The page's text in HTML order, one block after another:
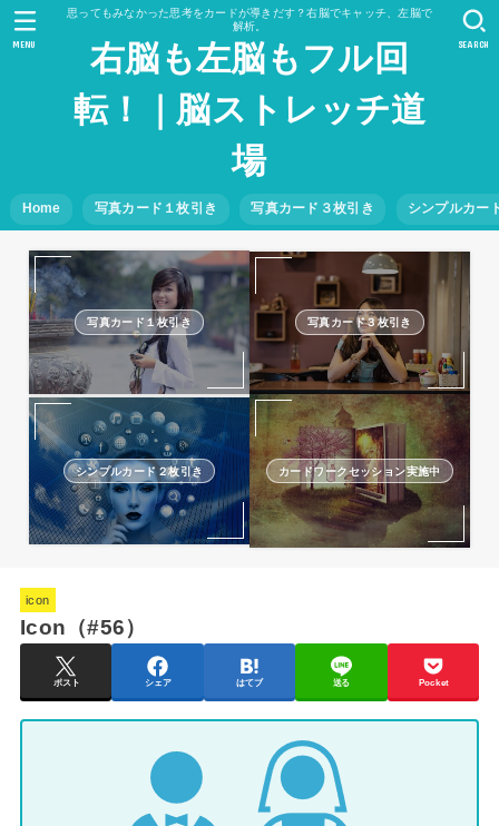
思ってもみなかった思考をカードが導きだす？右脳でキャッチ、左脳で
解析。
右脳も左脳もフル回
転！｜脳ストレッチ道
場
Home 写真カード１枚引き 写真カード３枚引き シンプルカー
SEARCH
MENU
写真カード１枚引き 写真カード３枚引き
シンプルカード２枚引き カードワークセッション実施中
icon
Icon（#56）
ポスト シェア はてブ 送る Pocket